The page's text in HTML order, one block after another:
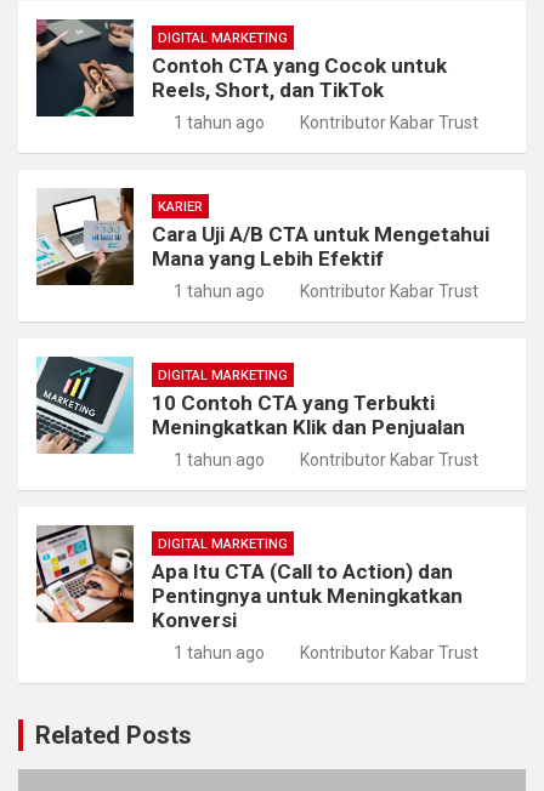
DIGITAL MARKETING
Contoh CTA yang Cocok untuk
Reels, Short, dan TikTok
1 tahun ago Kontributor Kabar Trust
KARIER
Cara Uji A/B CTA untuk Mengetahui
Mana yang Lebih Efektif
1 tahun ago Kontributor Kabar Trust
DIGITAL MARKETING
10 Contoh CTA yang Terbukti
Meningkatkan Klik dan Penjualan
1 tahun ago Kontributor Kabar Trust
DIGITAL MARKETING
Apa Itu CTA (Call to Action) dan
Pentingnya untuk Meningkatkan
Konversi
1 tahun ago Kontributor Kabar Trust
Related Posts